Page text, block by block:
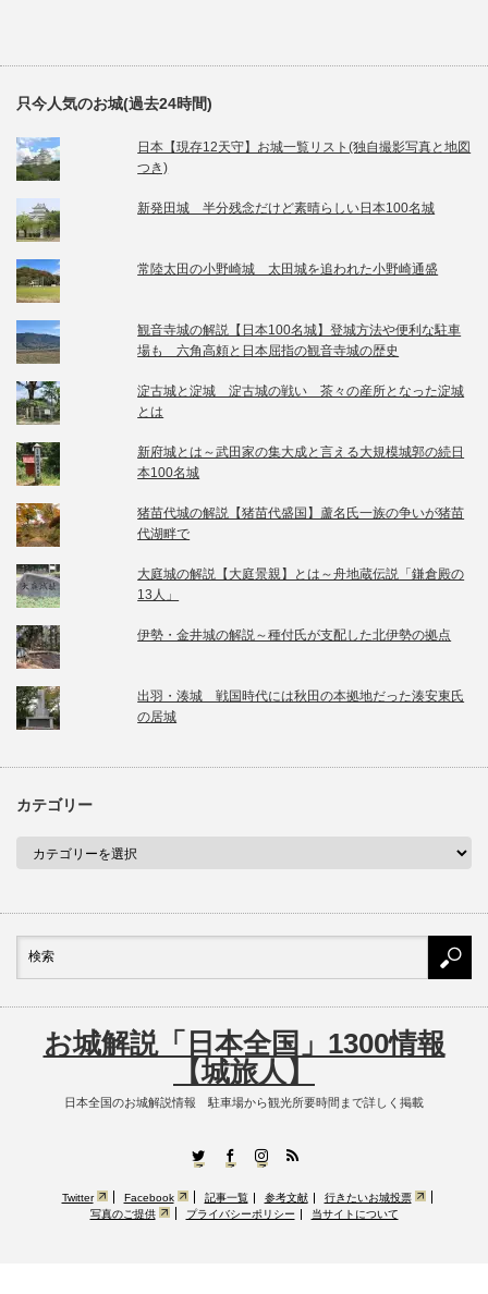
只今人気のお城(過去24時間)
日本【現存12天守】お城一覧リスト(独自撮影写真と地図
つき)
新発田城 半分残念だけど素晴らしい日本100名城
常陸太田の小野崎城 太田城を追われた小野崎通盛
観音寺城の解説【日本100名城】登城方法や便利な駐車
場も 六角高頼と日本屈指の観音寺城の歴史
淀古城と淀城 淀古城の戦い 茶々の産所となった淀城
とは
新府城とは～武田家の集大成と言える大規模城郭の続日
本100名城
猪苗代城の解説【猪苗代盛国】蘆名氏一族の争いが猪苗
代湖畔で
大庭城の解説【大庭景親】とは～舟地蔵伝説「鎌倉殿の
13人」
伊勢・金井城の解説～種付氏が支配した北伊勢の拠点
出羽・湊城 戦国時代には秋田の本拠地だった湊安東氏
の居城
カテゴリー
お城解説「日本全国」1300情報
【城旅人】
日本全国のお城解説情報 駐車場から観光所要時間まで詳しく掲載
TwitterFacebookInstagram
RSS
Twitter Facebook 記事一覧 参考文献
行きたいお城投票
写真のご提供
プライバシーポリシー 当サイトについて